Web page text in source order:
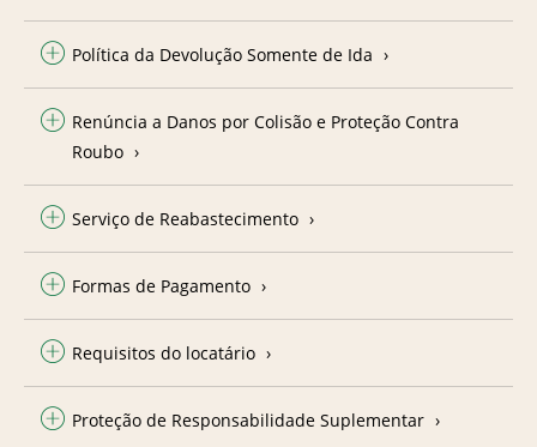
Política da Devolução Somente de Ida
Renúncia a Danos por Colisão e Proteção Contra
Roubo
Serviço de Reabastecimento
Formas de Pagamento
Requisitos do locatário
Proteção de Responsabilidade Suplementar